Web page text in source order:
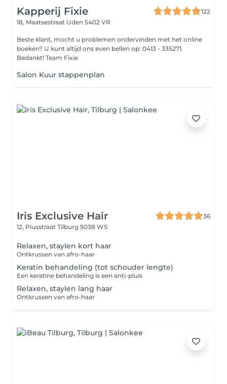
Kapperij Fixie
122
18, Maatsestraat Uden 5402 VR
Beste klant, mocht u problemen ondervinden met het online
boeken? U kunt altijd ons even bellen op: 0413 - 335271.
Bedankt! Team Fixie
Salon Kuur stappenplan
Iris Exclusive Hair
36
12, Piusstraat Tilburg 5038 WS
Relaxen, staylen kort haar
Ontkrussen van afro-haar
Keratin behandeling (tot schouder lengte)
Een keratine behandeling is een anti-pluis
Relaxen, staylen lang haar
Ontkrussen van afro-haar